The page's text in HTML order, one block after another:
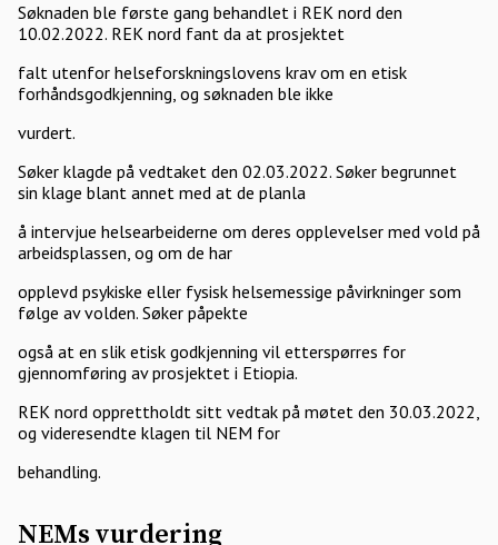
Søknaden ble første gang behandlet i REK nord den
10.02.2022. REK nord fant da at prosjektet
falt utenfor helseforskningslovens krav om en etisk
forhåndsgodkjenning, og søknaden ble ikke
vurdert.
Søker klagde på vedtaket den 02.03.2022. Søker begrunnet
sin klage blant annet med at de planla
å intervjue helsearbeiderne om deres opplevelser med vold på
arbeidsplassen, og om de har
opplevd psykiske eller fysisk helsemessige påvirkninger som
følge av volden. Søker påpekte
også at en slik etisk godkjenning vil etterspørres for
gjennomføring av prosjektet i Etiopia.
REK nord opprettholdt sitt vedtak på møtet den 30.03.2022,
og videresendte klagen til NEM for
behandling.
NEMs vurdering